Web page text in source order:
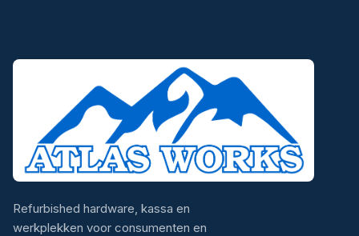
Refurbished hardware, kassa en
werkplekken voor consumenten en